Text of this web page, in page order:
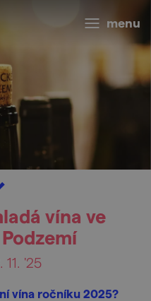
menu
vína ve
11. '25
vína ročníku 2025?